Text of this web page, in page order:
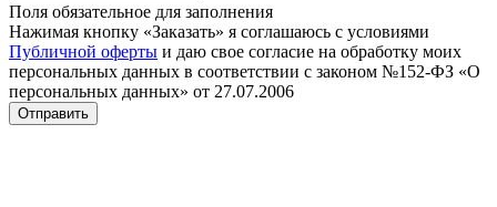
Поля обязательное для заполнения
Нажимая кнопку «Заказать» я соглашаюсь с условиями
Публичной оферты и даю свое согласие на обработку моих
персональных данных в соответствии с законом №152-ФЗ «О
персональных данных» от 27.07.2006
Отправить